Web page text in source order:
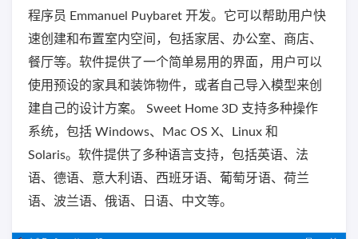
程序员 Emmanuel Puybaret 开发。它可以帮助用户快
速创建和布置室内空间，包括家居、办公室、商店、
餐厅等。软件提供了一个简单易用的界面，用户可以
使用预设的家具和装饰物件，或者自己导入模型来创
建自己的设计方案。 Sweet Home 3D 支持多种操作
系统，包括 Windows、Mac OS X、Linux 和
Solaris。软件提供了多种语言支持，包括英语、法
语、德语、意大利语、西班牙语、葡萄牙语、荷兰
语、波兰语、俄语、日语、中文等。